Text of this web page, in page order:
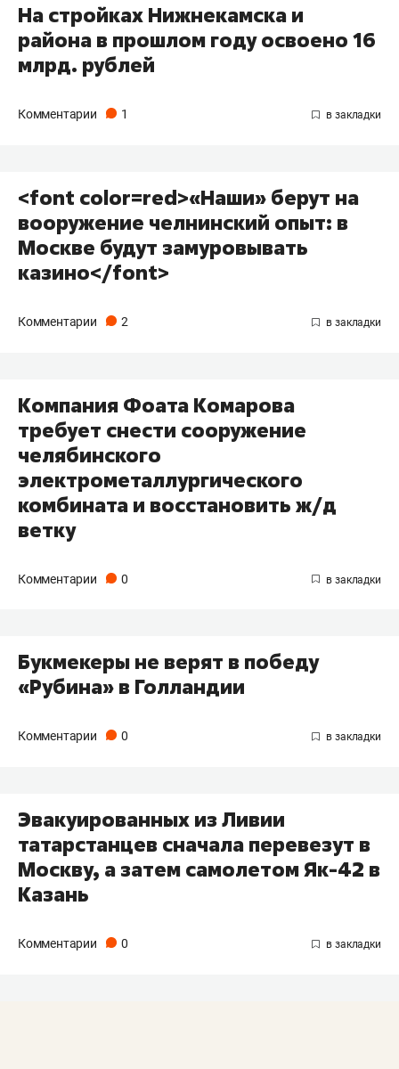
На стройках Нижнекамска и
района в прошлом году освоено 16
млрд. рублей
Комментарии 1
<font color=red>«Наши» берут на
вооружение челнинский опыт: в
Москве будут замуровывать
казино</font>
Комментарии 2
Компания Фоата Комарова
требует снести сооружение
челябинского
электрометаллургического
комбината и восстановить ж/д
ветку
Комментарии 0
Букмекеры не верят в победу
«Рубина» в Голландии
Комментарии 0
Эвакуированных из Ливии
татарстанцев сначала перевезут в
Москву, а затем самолетом Як-42 в
Казань
Комментарии 0